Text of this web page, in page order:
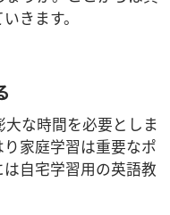
きます。
な時間を必要としま
家庭学習は重要なポ
自宅学習用の英語教